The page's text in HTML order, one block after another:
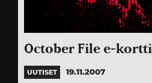
October File e-kortti
UUTISET 19.11.2007